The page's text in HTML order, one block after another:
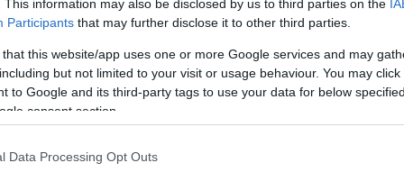
This information may also be disclosed by us to third parties on the
Participants that may further disclose it to other third parties.
that this website/app uses one or more Google services and may
but not limited to your visit or usage behaviour. You may
to Google and its third-party tags to use your data for below
consent section.
Data Processing Opt Outs
εμμένοντα ανεξήγητα συμπτώματα.
υποθυρεοειδισμό που είχαν τύπο προσωπικότητας
ιδιαίτερα υψηλά επίπεδα άγχους, κατάθλιψης,
με την αγωγή, εμμένοντα συμπτώματα και φτωχή
νέες έρευνες για να επιβεβαιωθούν τα συμπτώματα